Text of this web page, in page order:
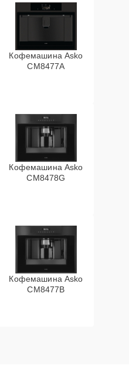
Кофемашина Asko
CM8477A
Кофемашина Asko
CM8478G
Кофемашина Asko
CM8477B